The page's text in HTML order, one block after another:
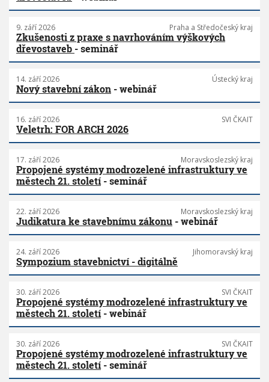
9. září 2026 Praha a Středočeský kraj
Zkušenosti z praxe s navrhováním výškových
dřevostaveb - seminář
14. září 2026 Ústecký kraj
Nový stavební zákon - webinář
16. září 2026 SVI ČKAIT
Veletrh: FOR ARCH 2026
17. září 2026 Moravskoslezský kraj
Propojené systémy modrozelené infrastruktury ve
městech 21. století- seminář
22. září 2026 Moravskoslezský kraj
Judikatura ke stavebnímu zákonu - webinář
24. září 2026 Jihomoravský kraj
Sympozium stavebnictví - digitálně
30. září 2026 SVI ČKAIT
Propojené systémy modrozelené infrastruktury ve
městech 21. století- webinář
30. září 2026 SVI ČKAIT
Propojené systémy modrozelené infrastruktury ve
městech 21. století- seminář